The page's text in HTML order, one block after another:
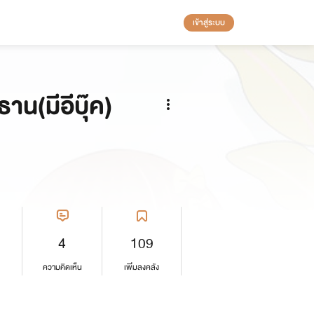
เข้าสู่ระบบ
าน(มีอีบุ๊ค)
4
ความคิดเห็น
109
เพิ่มลงคลัง